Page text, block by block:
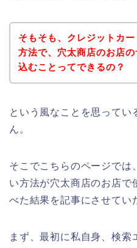
そもそも、クレジットカ
方法で、穴太商店のお店
込むことってできるの？
という風なことを思ってい
ん。
そこでこちらのページでは
い方法が穴太商店のお店で
べた結果を記事にさせてい
まず、最初に私自身、検索